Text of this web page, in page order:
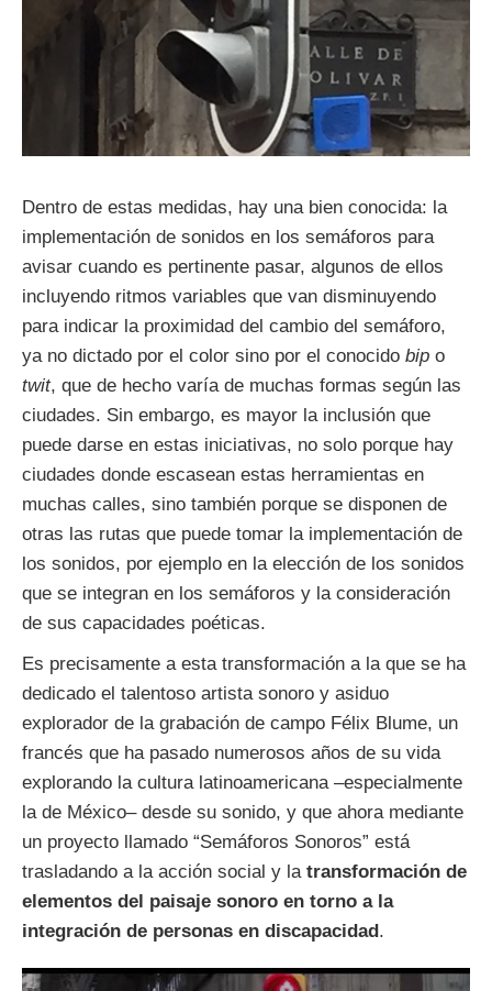
Dentro de estas medidas, hay una bien conocida: la
implementación de sonidos en los semáforos para
avisar cuando es pertinente pasar, algunos de ellos
incluyendo ritmos variables que van disminuyendo
para indicar la proximidad del cambio del semáforo,
ya no dictado por el color sino por el conocido bip o
twit, que de hecho varía de muchas formas según las
ciudades. Sin embargo, es mayor la inclusión que
puede darse en estas iniciativas, no solo porque hay
ciudades donde escasean estas herramientas en
muchas calles, sino también porque se disponen de
otras las rutas que puede tomar la implementación de
los sonidos, por ejemplo en la elección de los sonidos
que se integran en los semáforos y la consideración
de sus capacidades poéticas.
Es precisamente a esta transformación a la que se ha
dedicado el talentoso artista sonoro y asiduo
explorador de la grabación de campo Félix Blume, un
francés que ha pasado numerosos años de su vida
explorando la cultura latinoamericana –especialmente
la de México– desde su sonido, y que ahora mediante
un proyecto llamado “Semáforos Sonoros” está
trasladando a la acción social y la transformación de
elementos del paisaje sonoro en torno a la
integración de personas en discapacidad .